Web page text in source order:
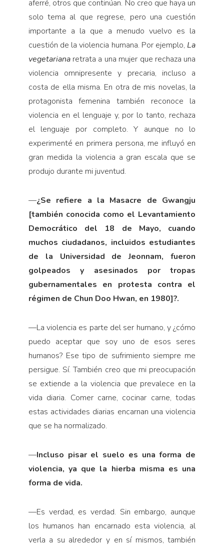
aferré, otros que continúan. No creo que haya un
solo tema al que regrese, pero una cuestión
importante a la que a menudo vuelvo es la
cuestión de la violencia humana. Por ejemplo, La
vegetarianaretrata a una mujer que rechaza una
violencia omnipresente y precaria, incluso a
costa de ella misma. En otra de mis novelas, la
protagonista femenina también reconoce la
violencia en el lenguaje y, por lo tanto, rechaza
el lenguaje por completo. Y aunque no lo
experimenté en primera persona, me influyó en
gran medida la violencia a gran escala que se
produjo durante mi juventud.
—¿Se refiere a la Masacre de Gwangju
[también conocida como el Levantamiento
Democrático del 18 de Mayo, cuando
muchos ciudadanos, incluidos estudiantes
de la Universidad de Jeonnam, fueron
golpeados y asesinados por tropas
gubernamentales en protesta contra el
régimen de Chun Doo Hwan, en 1980]?.
—La violencia es parte del ser humano, y ¿cómo
puedo aceptar que soy uno de esos seres
humanos? Ese tipo de sufrimiento siempre me
persigue. Sí. También creo que mi preocupación
se extiende a la violencia que prevalece en la
vida diaria. Comer carne, cocinar carne, todas
estas actividades diarias encarnan una violencia
que se ha normalizado.
—Incluso pisar el suelo es una forma de
violencia, ya que la hierba misma es una
forma de vida.
—Es verdad, es verdad. Sin embargo, aunque
los humanos han encarnado esta violencia, al
verla a su alrededor y en sí mismos, también